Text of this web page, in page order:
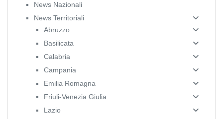
News Nazionali
News Territoriali
Abruzzo
Basilicata
Calabria
Campania
Emilia Romagna
Friuli-Venezia Giulia
Lazio